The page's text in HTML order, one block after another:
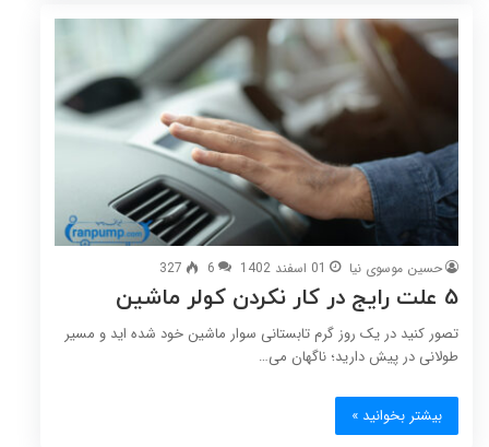
حسین موسوی نیا 01 اسفند 1402 6
327
5 علت رایج در کار نکردن کولر ماشین
تصور کنید در یک روز گرم تابستانی سوار ماشین خود شده اید و مسیر
طولانی در پیش دارید؛ ناگهان می…
بیشتر بخوانید »